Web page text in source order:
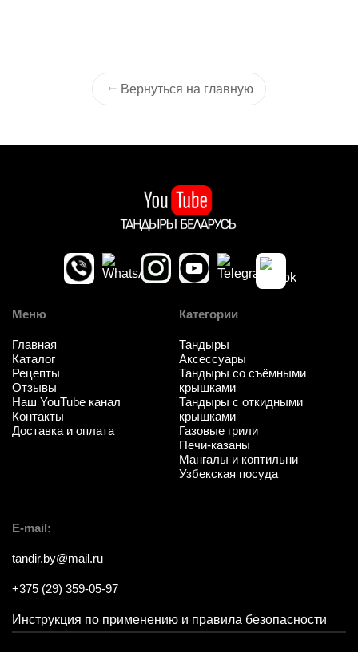
Вернуться на главную
Меню
Главная
Каталог
Рецепты
Отзывы
Наш YouTube канал
Контакты
Доставка и оплата
Категории
Тандыры
Аксессуары
Тандыры со съёмными
крышками
Тандыры с откидными
крышками
Газовые грили
Печи-казаны
Мангалы и коптильни
Узбекская посуда
E-mail:
tandir.by@mail.ru
+375 (29) 359-05-97
Инструкция по применению и правила безопасности